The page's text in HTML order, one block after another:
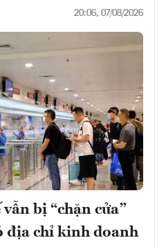
20:06, 07/08/2026
bị “chặn cửa”
địa chỉ kinh doanh